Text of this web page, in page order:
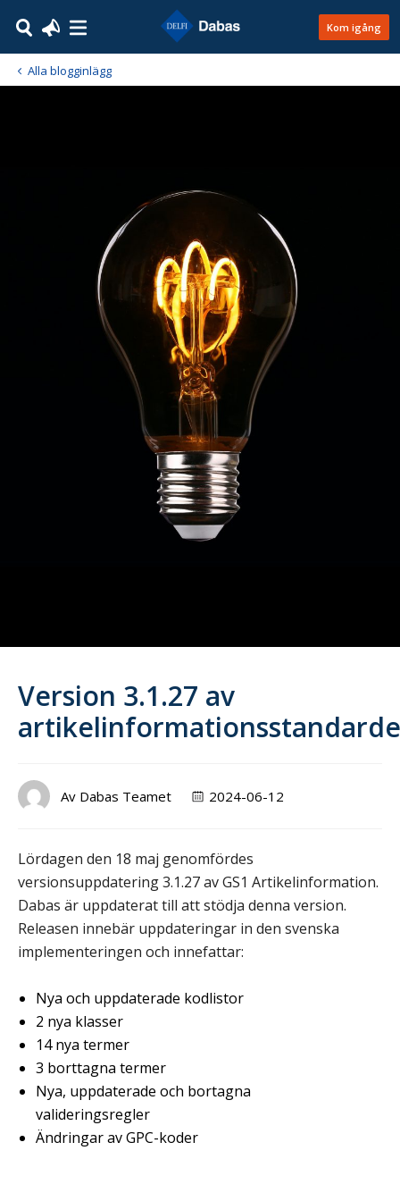
Kom igång
Alla blogginlägg
Version 3.1.27 av
Av Dabas Teamet 2024-06-12
Lördagen den 18 maj genomfördes
versionsuppdatering 3.1.27 av GS1 Artikelinformation.
Dabas är uppdaterat till att stödja denna version.
Releasen innebär uppdateringar in den svenska
implementeringen och innefattar:
Nya och uppdaterade kodlistor
2 nya klasser
14 nya termer
3 borttagna termer
Nya, uppdaterade och bortagna
valideringsregler
Ändringar av GPC-koder